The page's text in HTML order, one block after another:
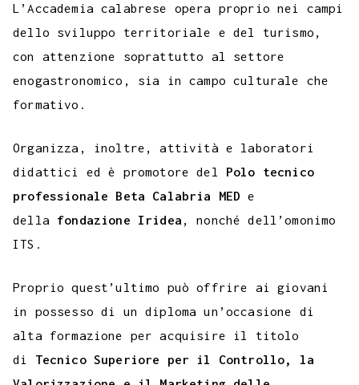
L’Accademia calabrese opera proprio nei campi
dello sviluppo territoriale e del turismo,
con attenzione soprattutto al settore
enogastronomico, sia in campo culturale che
formativo.
Organizza, inoltre, attività e laboratori
didattici ed è promotore del Polo tecnico
professionale Beta Calabria MED e
della fondazione Iridea , nonché dell’omonimo
ITS.
Proprio quest’ultimo può offrire ai giovani
in possesso di un diploma un’occasione di
alta formazione per acquisire il titolo
di Tecnico Superiore per il Controllo, la